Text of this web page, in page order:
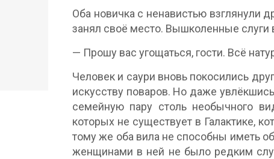
Оба новичка с ненавистью взглянули
занял своё место. Вышколенные слуги
— Прошу вас угощаться, гости. Всё
Человек и саури вновь покосились
искусству поваров. Но даже
семейную пару столь необычного
которых не существует в Галактике,
тому же оба вила не способны иметь
женщинами в ней не было редким